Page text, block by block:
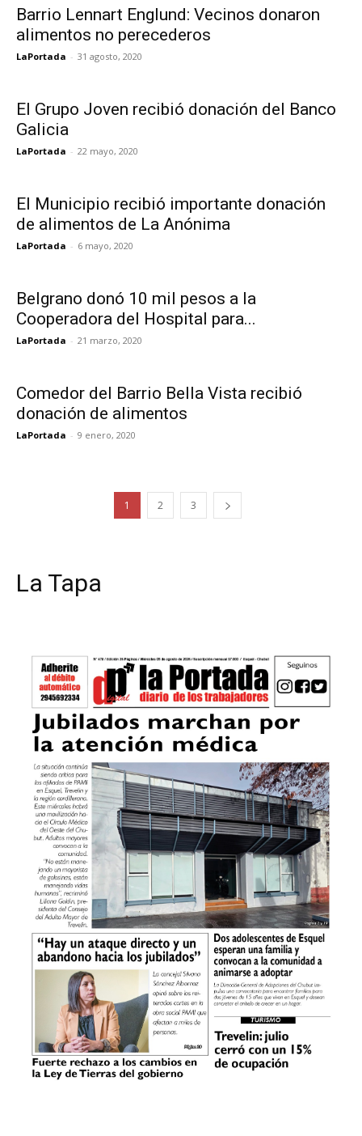
Barrio Lennart Englund: Vecinos donaron
alimentos no perecederos
LaPortada - 31 agosto, 2020
El Grupo Joven recibió donación del Banco
Galicia
LaPortada - 22 mayo, 2020
El Municipio recibió importante donación
de alimentos de La Anónima
LaPortada - 6 mayo, 2020
Belgrano donó 10 mil pesos a la
Cooperadora del Hospital para...
LaPortada - 21 marzo, 2020
Comedor del Barrio Bella Vista recibió
donación de alimentos
LaPortada - 9 enero, 2020
1 2 3
La Tapa